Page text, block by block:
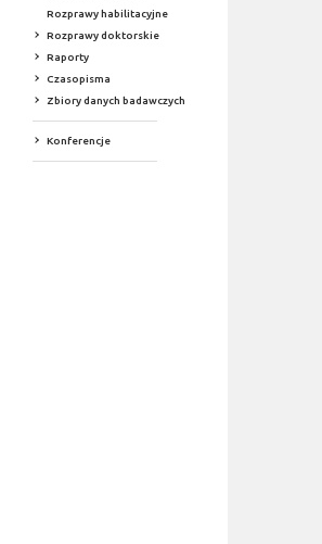
Rozprawy habilitacyjne
Rozprawy doktorskie
Raporty
Czasopisma
Zbiory danych badawczych
Konferencje